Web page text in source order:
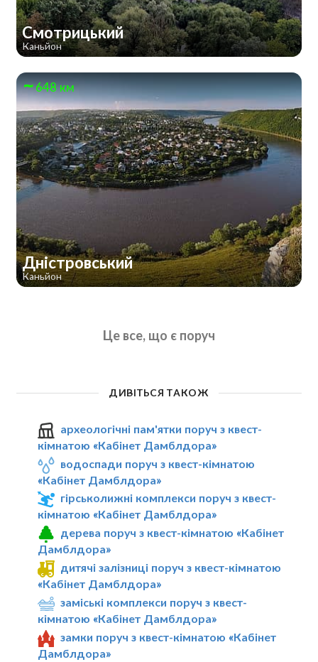
Смотрицький
Каньйон
648 км
Дністровський
Каньйон
Це все, що є поруч
ДИВІТЬСЯ ТАКОЖ
археологічні пам'ятки поруч з квест-
кімнатою «Кабінет Дамблдора»
водоспади поруч з квест-кімнатою
«Кабінет Дамблдора»
гірськолижні комплекси поруч з квест-
кімнатою «Кабінет Дамблдора»
дерева поруч з квест-кімнатою «Кабінет
Дамблдора»
дитячі залізниці поруч з квест-кімнатою
«Кабінет Дамблдора»
заміські комплекси поруч з квест-
кімнатою «Кабінет Дамблдора»
замки поруч з квест-кімнатою «Кабінет
Дамблдора»